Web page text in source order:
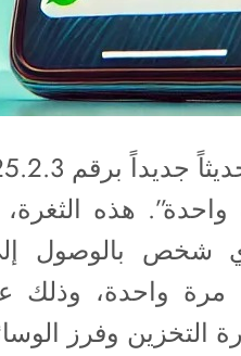
هذه
بالوصول
مرة واحدة،
التخزين وفرز